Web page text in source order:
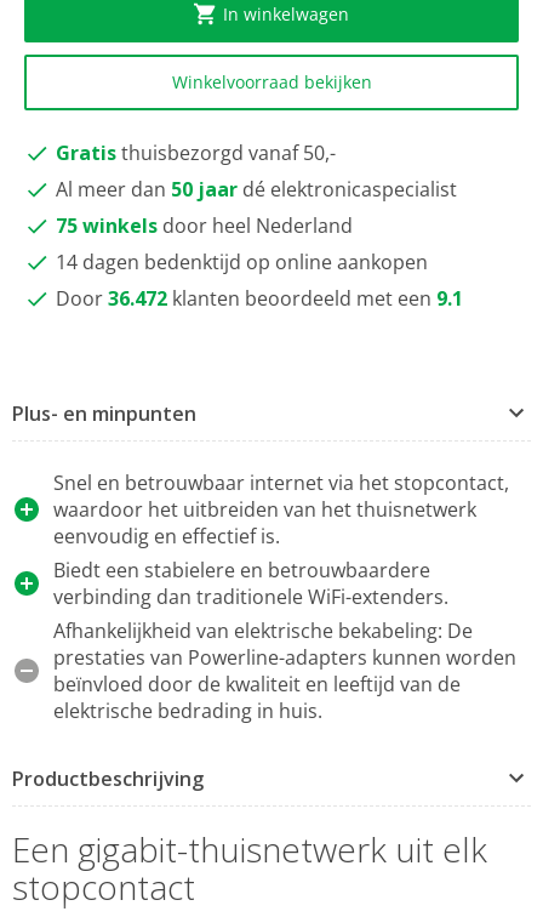
In winkelwagen
Winkelvoorraad bekijken
Gratisthuisbezorgd vanaf 50,-
Al meer dan 50 jaar dé elektronicaspecialist
75 winkels door heel Nederland
14 dagen bedenktijd op online aankopen
Door36.472 klanten beoordeeld met een 9.1
Plus- en minpunten
Snel en betrouwbaar internet via het stopcontact,
waardoor het uitbreiden van het thuisnetwerk
eenvoudig en effectief is.
Biedt een stabielere en betrouwbaardere
verbinding dan traditionele WiFi-extenders.
Afhankelijkheid van elektrische bekabeling: De
prestaties van Powerline-adapters kunnen worden
beïnvloed door de kwaliteit en leeftijd van de
elektrische bedrading in huis.
Productbeschrijving
Een gigabit-thuisnetwerk uit elk
stopcontact